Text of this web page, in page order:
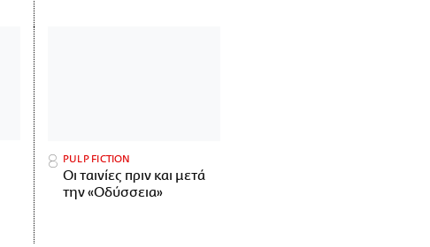
PULP FICTION
Οι ταινίες πριν και μετά
την «Οδύσσεια»